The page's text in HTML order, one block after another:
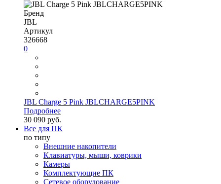
Бренд
JBL
Артикул
326668
0
JBL Charge 5 Pink JBLCHARGE5PINK
Подробнее
30 090 руб.
Все для ПК
по типу
Внешние накопители
Клавиатуры, мыши, коврики
Камеры
Комплектующие ПК
Сетевое оборудование